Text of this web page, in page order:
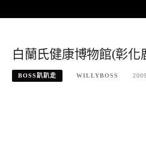
白蘭氏健康博物館(彰化
BOSS趴趴走 WILLYBOSS